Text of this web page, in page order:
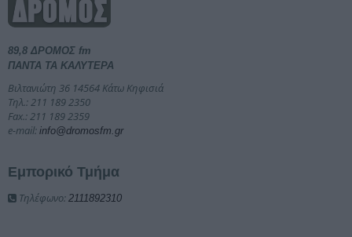
89,8 ΔΡΟΜΟΣ fm
ΠΑΝΤΑ ΤΑ ΚΑΛΥΤΕΡΑ
Βιλτανιώτη 36 14564 Κάτω Κηφισιά
Τηλ.: 211 189 2350
Fax.: 211 189 2359
e-mail: info@dromosfm.gr
Εμπορικό Τμήμα
Τηλέφωνο: 2111892310